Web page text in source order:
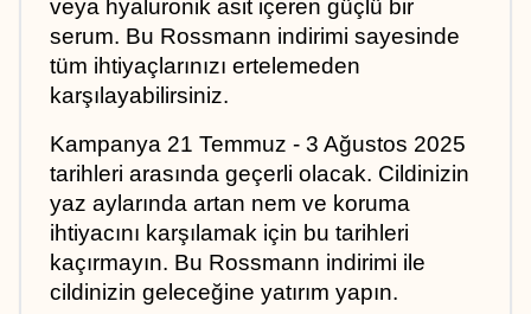
veya hyaluronik asit içeren güçlü bir
serum. Bu Rossmann indirimi sayesinde
tüm ihtiyaçlarınızı ertelemeden
karşılayabilirsiniz.
Kampanya 21 Temmuz - 3 Ağustos 2025
tarihleri arasında geçerli olacak. Cildinizin
yaz aylarında artan nem ve koruma
ihtiyacını karşılamak için bu tarihleri
kaçırmayın. Bu Rossmann indirimi ile
cildinizin geleceğine yatırım yapın.